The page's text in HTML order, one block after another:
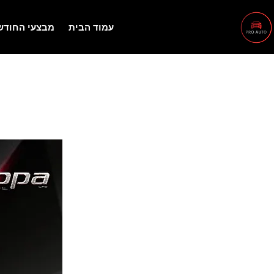
מבצעי עמוד הבית